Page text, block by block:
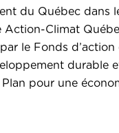
du Québec dans
Action-Climat
le Fonds d’action
durable
pour une